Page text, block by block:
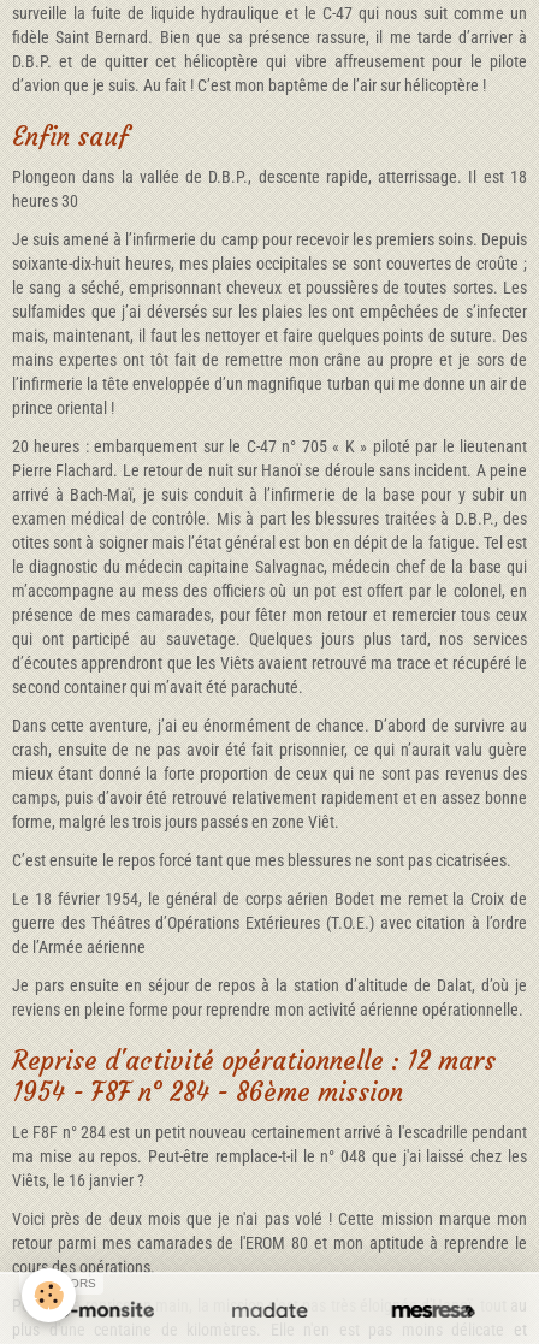
surveille la fuite de liquide hydraulique et le C-47 qui nous suit comme un
fidèle Saint Bernard. Bien que sa présence rassure, il me tarde d’arriver à
D.B.P. et de quitter cet hélicoptère qui vibre affreusement pour le pilote
d’avion que je suis. Au fait ! C’est mon baptême de l’air sur hélicoptère !
Enfin sauf
Plongeon dans la vallée de D.B.P., descente rapide, atterrissage. Il est 18
heures 30
Je suis amené à l’infirmerie du camp pour recevoir les premiers soins. Depuis
soixante-dix-huit heures, mes plaies occipitales se sont couvertes de croûte ;
le sang a séché, emprisonnant cheveux et poussières de toutes sortes. Les
sulfamides que j’ai déversés sur les plaies les ont empêchées de s’infecter
mais, maintenant, il faut les nettoyer et faire quelques points de suture. Des
mains expertes ont tôt fait de remettre mon crâne au propre et je sors de
l’infirmerie la tête enveloppée d’un magnifique turban qui me donne un air de
prince oriental !
20 heures : embarquement sur le C-47 n° 705 « K » piloté par le lieutenant
Pierre Flachard. Le retour de nuit sur Hanoï se déroule sans incident. A peine
arrivé à Bach-Maï, je suis conduit à l’infirmerie de la base pour y subir un
examen médical de contrôle. Mis à part les blessures traitées à D.B.P., des
otites sont à soigner mais l’état général est bon en dépit de la fatigue. Tel est
le diagnostic du médecin capitaine Salvagnac, médecin chef de la base qui
m’accompagne au mess des officiers où un pot est offert par le colonel, en
présence de mes camarades, pour fêter mon retour et remercier tous ceux
qui ont participé au sauvetage. Quelques jours plus tard, nos services
d’écoutes apprendront que les Viêts avaient retrouvé ma trace et récupéré le
second container qui m’avait été parachuté.
Dans cette aventure, j’ai eu énormément de chance. D’abord de survivre au
crash, ensuite de ne pas avoir été fait prisonnier, ce qui n’aurait valu guère
mieux étant donné la forte proportion de ceux qui ne sont pas revenus des
camps, puis d’avoir été retrouvé relativement rapidement et en assez bonne
forme, malgré les trois jours passés en zone Viêt.
C’est ensuite le repos forcé tant que mes blessures ne sont pas cicatrisées.
Le 18 février 1954, le général de corps aérien Bodet me remet la Croix de
guerre des Théâtres d’Opérations Extérieures (T.O.E.) avec citation à l’ordre
de l’Armée aérienne
Je pars ensuite en séjour de repos à la station d’altitude de Dalat, d’où je
reviens en pleine forme pour reprendre mon activité aérienne opérationnelle.
Reprise d'activité opérationnelle : 12 mars
1954 - F8F n° 284 - 86ème mission
Le F8F n° 284 est un petit nouveau certainement arrivé à l'escadrille pendant
ma mise au repos. Peut-être remplace-t-il le n° 048 que j'ai laissé chez les
Viêts, le 16 janvier ?
Voici près de deux mois que je n'ai pas volé ! Cette mission marque mon
retour parmi mes camarades de l'EROM 80 et mon aptitude à reprendre le
cours des opérations.
Pour cette reprise en main, la mission n'est pas très éloignée d'Hanoï, tout au
plus d'une centaine de kilomètres. Elle n'en est pas moins délicate et
SPONSORS